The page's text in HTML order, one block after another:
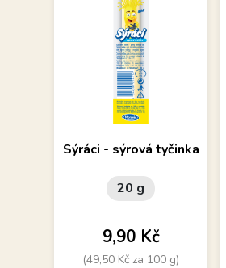
Přírodní polotučný sýr –
Sýráci - sýrová tyčinka
20 g
Cena
9,90 Kč
(49,50 Kč za 100 g)